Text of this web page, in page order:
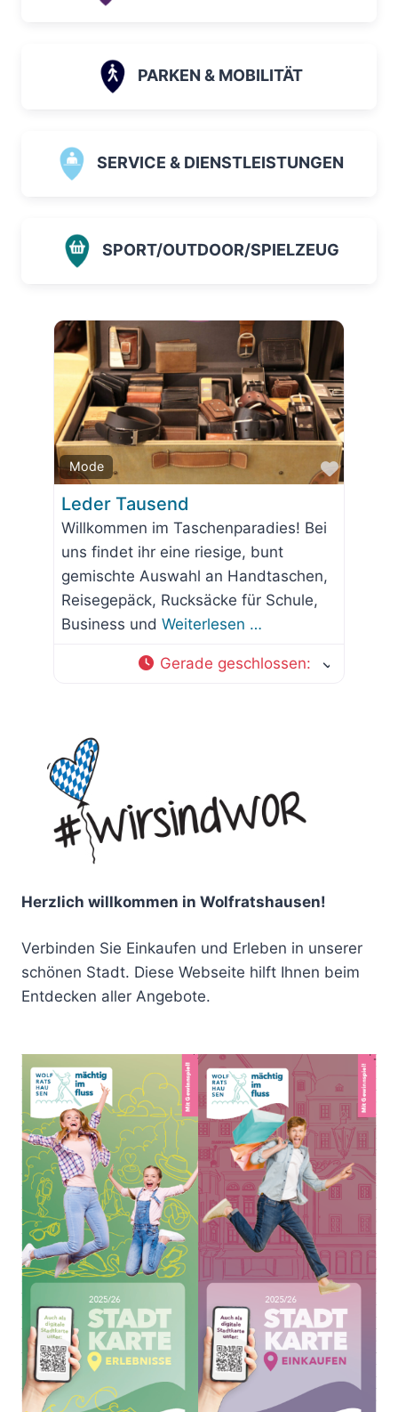
PARKEN & MOBILITÄT
SERVICE & DIENSTLEISTUNGEN
SPORT/OUTDOOR/SPIELZEUG
Mode
Favorit
Leder Tausend
Willkommen im Taschenparadies! Bei
uns findet ihr eine riesige, bunt
gemischte Auswahl an Handtaschen,
Reisegepäck, Rucksäcke für Schule,
Business und Weiterlesen …
Gerade geschlossen:
Herzlich willkommen in Wolfratshausen!
Verbinden Sie Einkaufen und Erleben in unserer
schönen Stadt. Diese Webseite hilft Ihnen beim
Entdecken aller Angebote.